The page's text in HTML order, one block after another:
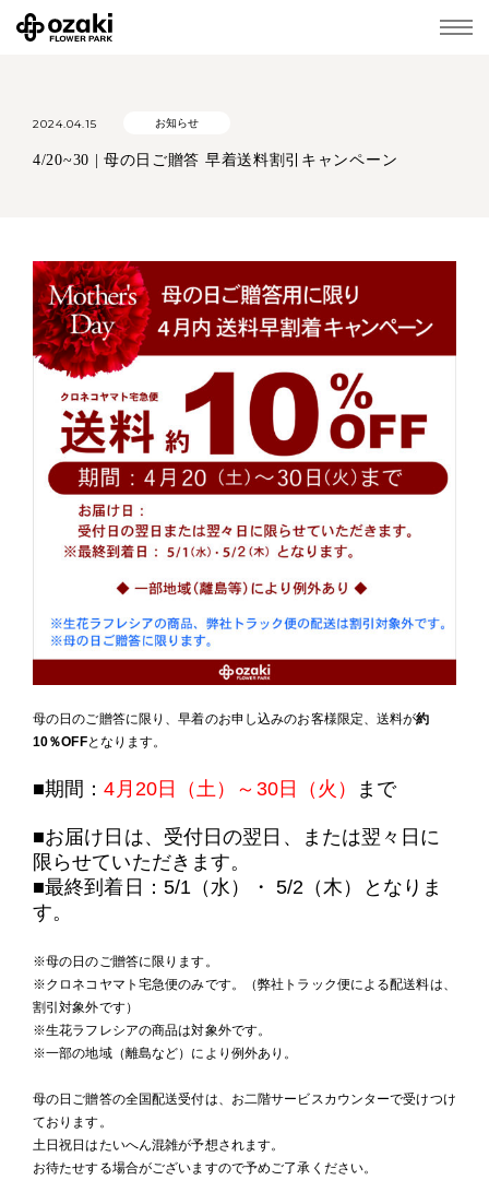
2024.04.15 お知らせ
4/20~30 | 母の日ご贈答 早着送料割引キャンペーン
母の日のご贈答に限り、早着のお申し込みのお客様限定、送料が約
10％OFFとなります。
■期間：4月20日（土）～30日（火） まで
■お届け日は、受付日の翌日、または翌々日に
限らせていただきます。
■最終到着日：5/1（水）・ 5/2（木）となりま
す。
※母の日のご贈答に限ります。
※クロネコヤマト宅急便のみです。（弊社トラック便による配送料は、
割引対象外です）
※生花ラフレシアの商品は対象外です。
※一部の地域（離島など）により例外あり。
母の日ご贈答の全国配送受付は、お二階サービスカウンターで受けつけ
ております。
土日祝日はたいへん混雑が予想されます。
お待たせする場合がございますので予めご了承ください。